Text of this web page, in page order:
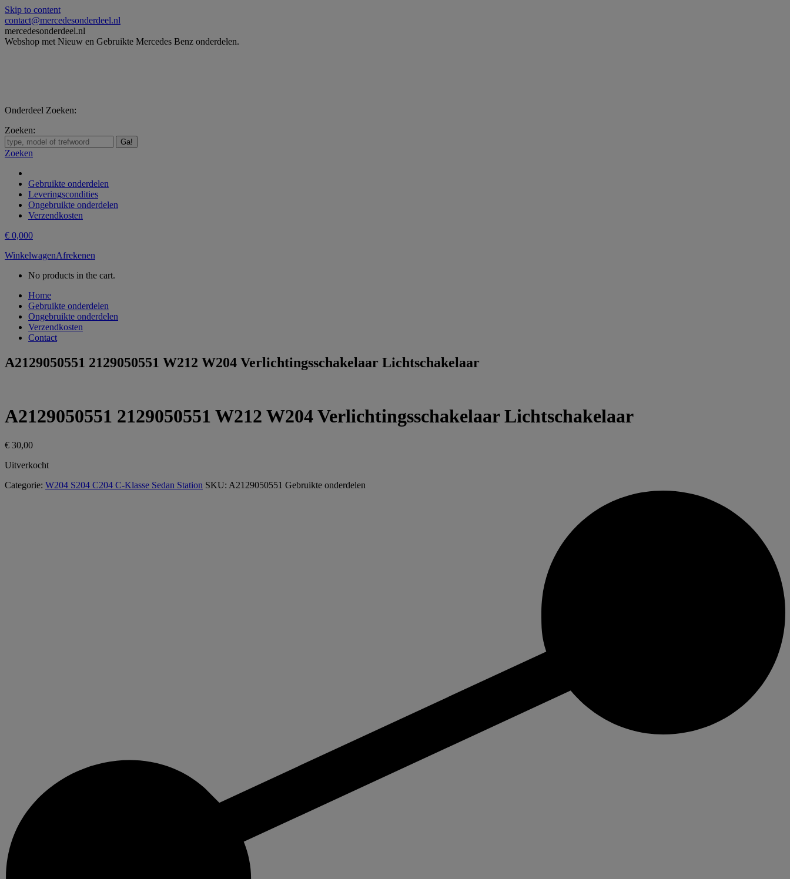
Skip to content
contact@mercedesonderdeel.nl
mercedesonderdeel.nl
Webshop met Nieuw en Gebruikte Mercedes Benz onderdelen.
Onderdeel Zoeken:
Zoeken:
Zoeken
Gebruikte onderdelen
Leveringscondities
Ongebruikte onderdelen
Verzendkosten
€ 0,000
WinkelwagenAfrekenen
No products in the cart.
Home
Gebruikte onderdelen
Ongebruikte onderdelen
Verzendkosten
Contact
A2129050551 2129050551 W212 W204 Verlichtingsschakelaar Lichtschakelaar
A2129050551 2129050551 W212 W204 Verlichtingsschakelaar Lichtschakelaar
€ 30,00
Uitverkocht
Categorie: W204 S204 C204 C-Klasse Sedan Station SKU: A2129050551 Gebruikte onderdelen